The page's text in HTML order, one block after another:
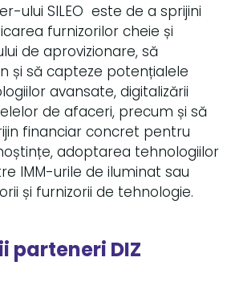
ului SILEO este de a sprijini
furnizorilor cheie și
de aprovizionare, să
și să capteze potențialele
avansate, digitalizării
de afaceri, precum și să
financiar concret pentru
adoptarea tehnologiilor
IMM-urile de iluminat sau
și furnizorii de tehnologie.
parteneri DIZ